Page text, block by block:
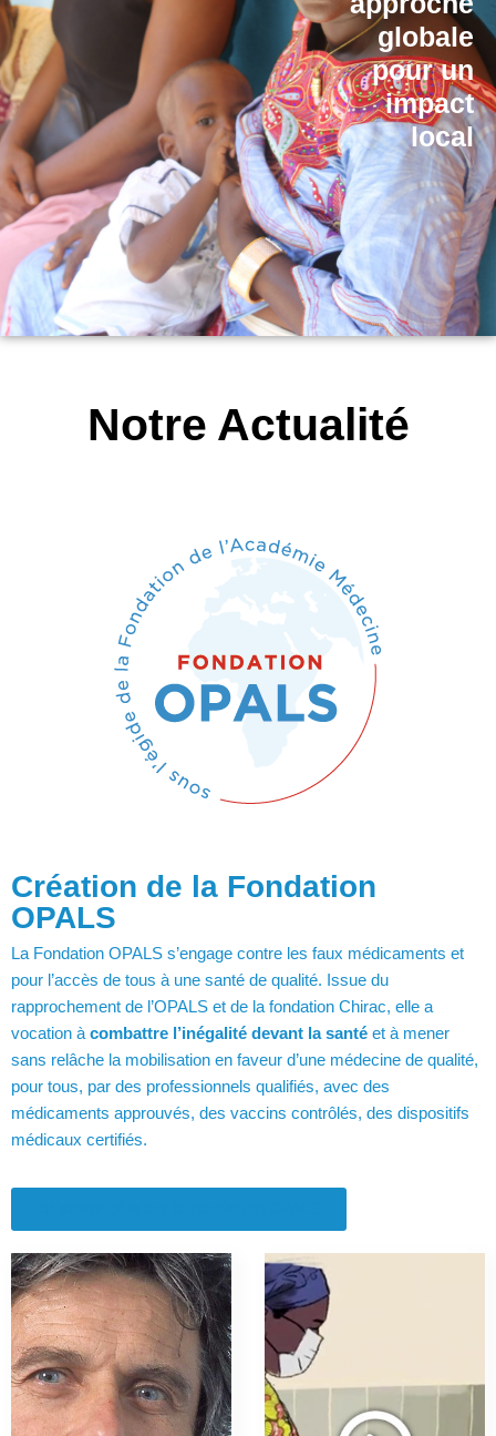
globale
pour un
impact
local
Notre Actualité
Création de la Fondation
OPALS
La Fondation OPALS s’engage contre les faux médicaments et
pour l’accès de tous à une santé de qualité. Issue du
rapprochement de l’OPALS et de la fondation Chirac, elle a
vocation à combattre l’inégalité devant la santé et à mener
sans relâche la mobilisation en faveur d’une médecine de qualité,
pour tous, par des professionnels qualifiés, avec des
médicaments approuvés, des vaccins contrôlés, des dispositifs
médicaux certifiés.